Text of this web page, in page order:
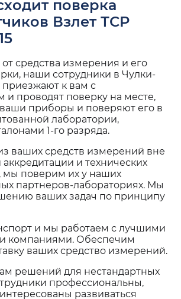
поверка
Взлет ТСР
средства измерения и его
наши сотрудники в Чулки-
к вам с
и проводят поверку на месте,
приборы и поверяют его в
лаборатории,
1-го разряда.
ваших средств измерений вне
и технических
мы поверим их у наших
партнеров-лабораториях. Мы
ваших задач по принципу
и мы работаем с лучшими
компаниями. Обеспечим
ваших средство измерений.
решений для нестандартных
профессиональны,
развиваться